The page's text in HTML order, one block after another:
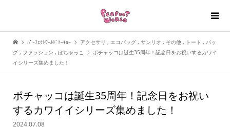
ﾊﾟｰﾌｪｸﾄﾜｰﾙﾄﾞﾄｰｷｮｰ アクセサリ , エコバッグ , サンリオ , その他 , トート , バッ
グ , ファッション , ぽちゃっこ
ポチャッコは誕生35周年！記念日をお祝いするカワイ
イシリーズ集めました！
ポチャッコは誕生35周年！記念日をお祝い
するカワイイシリーズ集めました！
2024.07.08